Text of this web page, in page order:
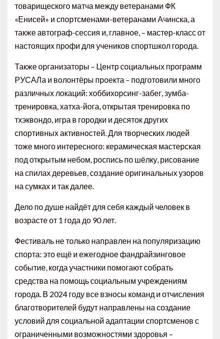
товарищеского матча между ветеранами ФК
«Енисей» и спортсменами-ветеранами Ачинска, а
также автограф-сессия и, главное, – мастер-класс от
настоящих профи для учеников спортшкол города.
Также организаторы – Центр социальных программ
РУСАЛа и волонтёры проекта – подготовили много
различных локаций: хоббихорсинг-забег, зумба-
тренировка, хатха-йога, открытая тренировка по
тхэквондо, игра в городки и десяток других
спортивных активностей. Для творческих людей
тоже много интересного: керамическая мастерская
под открытым небом, роспись по шёлку, рисование
на спилах деревьев, создание оригинальных узоров
на сумках и так далее.
Дело по душе найдёт для себя каждый человек в
возрасте от 1 года до 90 лет.
Фестиваль не только направлен на популяризацию
спорта: это ещё и ежегодное фандрайзинговое
событие, когда участники помогают собрать
средства на помощь социальным учреждениям
города. В 2024 году все взносы команд и отчисления
благотворителей будут направлены на создание
условий для социальной адаптации спортсменов с
ограниченными возможностями здоровья –